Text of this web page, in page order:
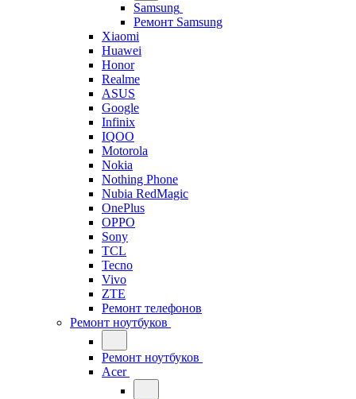
Samsung
Ремонт Samsung
Xiaomi
Huawei
Honor
Realme
ASUS
Google
Infinix
IQOO
Motorola
Nokia
Nothing Phone
Nubia RedMagic
OnePlus
OPPO
Sony
TCL
Tecno
Vivo
ZTE
Ремонт телефонов
Ремонт ноутбуков
Ремонт ноутбуков
Acer